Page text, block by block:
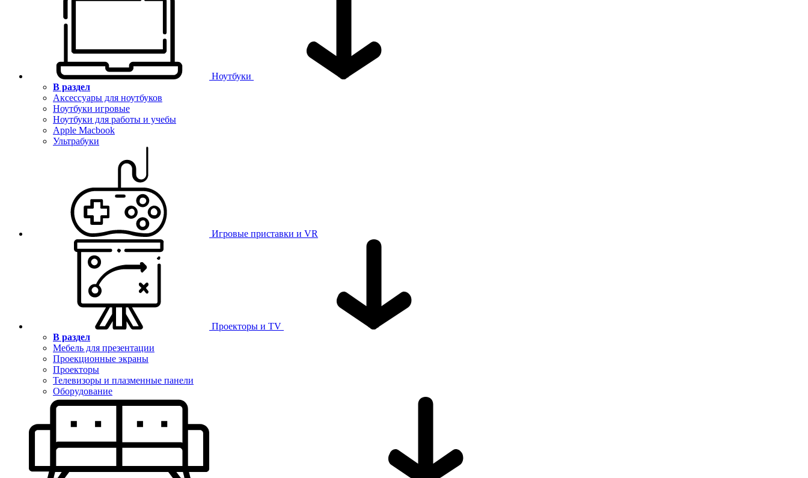
Ноутбуки
В раздел
Аксессуары для ноутбуков
Ноутбуки игровые
Ноутбуки для работы и учебы
Apple Macbook
Ультрабуки
Игровые приставки и VR
Проекторы и TV
В раздел
Мебель для презентации
Проекционные экраны
Проекторы
Телевизоры и плазменные панели
Оборудование